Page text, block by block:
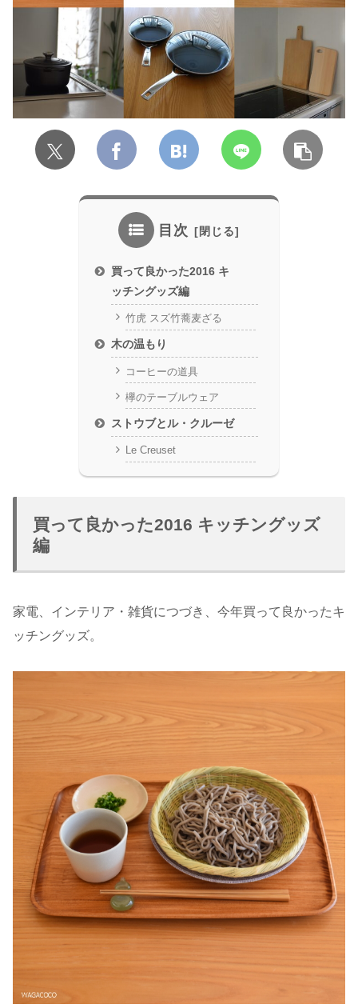
目次
買って良かった2016 キ
ッチングッズ編
竹虎 スズ竹蕎麦ざる
木の温もり
コーヒーの道具
欅のテーブルウェア
ストウブとル・クルーゼ
Le Creuset
買って良かった2016 キッチングッズ
編
家電、インテリア・雑貨につづき、今年買って良かったキ
ッチングッズ。